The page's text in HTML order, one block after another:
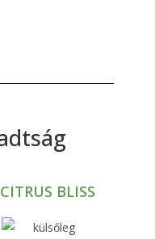
CITRUS BLISS